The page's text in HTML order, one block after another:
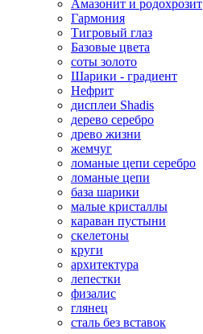
Амазонит и родохрозит
Гармония
Тигровый глаз
Базовые цвета
соты золото
Шарики - градиент
Нефрит
дисплеи Shadis
дерево серебро
древо жизни
жемчуг
ломаные цепи серебро
ломаные цепи
база шарики
малые кристаллы
караван пустыни
скелетоны
круги
архитектура
лепестки
физалис
глянец
сталь без вставок